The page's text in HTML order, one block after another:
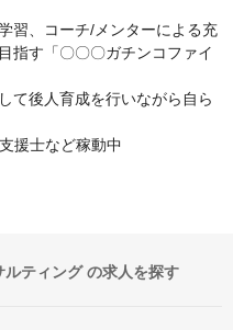
習、コーチ/メンターによる充
指す「〇〇〇ガチンコファイ
て後人育成を行いながら自ら
援士など稼動中
ティング の求人を探す